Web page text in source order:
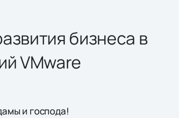
бизнеса в
VMware
и господа!